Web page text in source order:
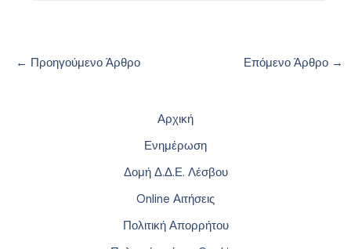
← Προηγούμενο Άρθρο Επόμενο Άρθρο →
Αρχική
Ενημέρωση
Δομή Δ.Δ.Ε. Λέσβου
Online Αιτήσεις
Πολιτική Απορρήτου